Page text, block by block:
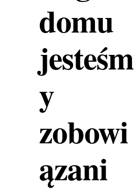
domu
jesteśm
y
zobowi
ązani